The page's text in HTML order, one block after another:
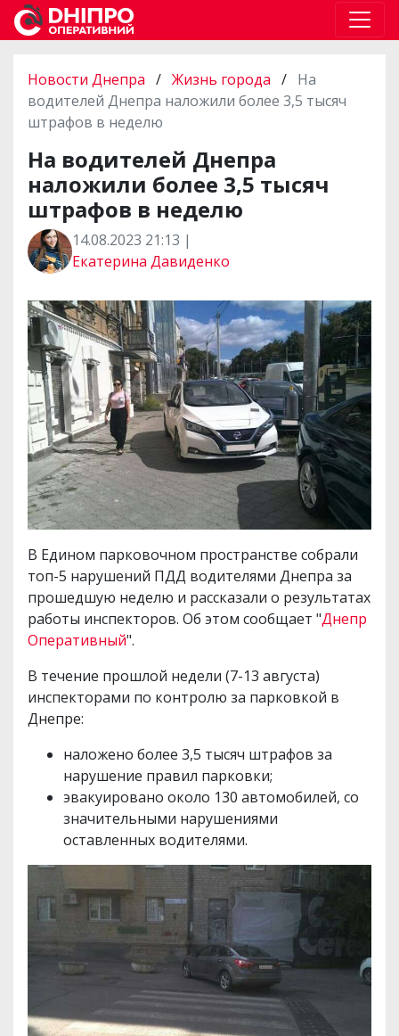
Новости Днепра / Жизнь города / На
водителей Днепра наложили более 3,5 тысяч
штрафов в неделю
На водителей Днепра
наложили более 3,5 тысяч
штрафов в неделю
14.08.2023 21:13 |
Екатерина Давиденко
В Едином парковочном пространстве собрали
топ-5 нарушений ПДД водителями Днепра за
прошедшую неделю и рассказали о результатах
работы инспекторов. Об этом сообщает "Днепр
Оперативный".
В течение прошлой недели (7-13 августа)
инспекторами по контролю за парковкой в
Днепре:
наложено более 3,5 тысяч штрафов за
нарушение правил парковки;
эвакуировано около 130 автомобилей, со
значительными нарушениями
оставленных водителями.